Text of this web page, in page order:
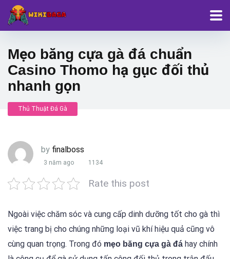
Mẹo băng cựa gà đá chuẩn
Casino Thomo hạ gục đối thủ
nhanh gọn
Thủ Thuật Đá Gà
by finalboss
3 năm ago 1134
Rate this post
Ngoài việc chăm sóc và cung cấp dinh dưỡng tốt cho gà thì
việc trang bị cho chúng những loại vũ khí hiệu quả cũng vô
cùng quan trọng. Trong đó mẹo băng cựa gà đá hay chính